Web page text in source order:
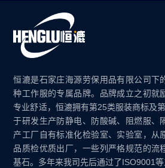
恒漉是石家庄海源劳保用品有限公司下
种工作服的专属品牌。品牌成立之初就
专业舒适，恒漉拥有第25类服装商标及
于研发生产防静电、防酸碱、阻燃服、
产工厂自有标准化检验室、实验室，从
品质检优质出厂，一些列严格规范的流
基石。多年来我司先后通过了ISO9001